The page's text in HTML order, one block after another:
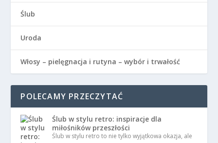
Ślub
Uroda
Włosy – pielęgnacja i rutyna – wybór i trwałość
POLECAMY PRZECZYTAĆ
Ślub w stylu retro: inspiracje dla
miłośników przeszłości
Ślub w stylu retro to nie tylko wyjątkowa okazja, ale